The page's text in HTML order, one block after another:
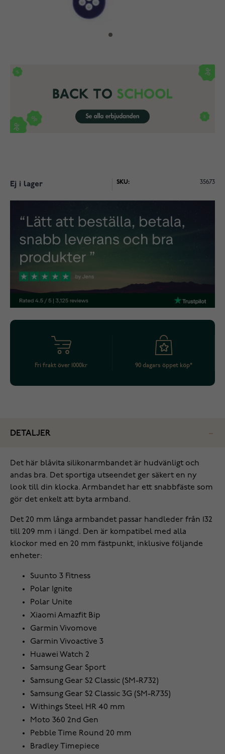
Ej i lager SKU: 35673
Fri frakt över 1000kr 90 dagars öppet köp*
DETALJER
Det här blåvita silikonarmbandet är hudvänligt och
andas bra. Det sportiga utseendet ger säkert en ny
look till din klocka. Armbandet har ett snabbfäste som
gör det enkelt att byta armband.
Det 20 mm långa armbandet passar handleder från 132
till 209 mm i längd. Den är kompatibel med alla
klockor med en 20 mm fästpunkt, inklusive följande
enheter:
Suunto 3 Fitness
Polar Ignite
Polar Unite
Xiaomi Amazfit Bip
Garmin Vivomove
Garmin Vivoactive 3
Huawei Watch 2
Samsung Gear Sport
Samsung Gear S2 Classic (SM-R732)
Samsung Gear S2 Classic 3G (SM-R735)
Withings Steel HR 40 mm
Moto 360 2nd Gen
Pebble Time Round 20 mm
Bradley Timepiece